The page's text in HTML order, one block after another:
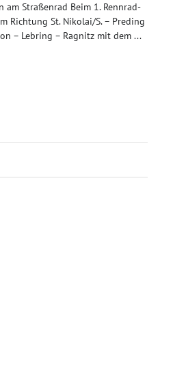
am Straßenrad Beim 1. Rennrad-
Richtung St. Nikolai/S. – Preding
– Lebring – Ragnitz mit dem ...